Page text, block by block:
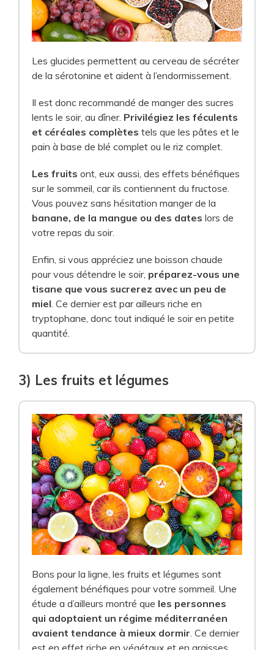
Les glucides permettent au cerveau de sécréter
de la sérotonine et aident à l’endormissement.
Il est donc recommandé de manger des sucres
lents le soir, au dîner. Privilégiez les féculents
et céréales complètes tels que les pâtes et le
pain à base de blé complet ou le riz complet.
Les fruits ont, eux aussi, des effets bénéfiques
sur le sommeil, car ils contiennent du fructose.
Vous pouvez sans hésitation manger de la
banane, de la mangue ou des dates lors de
votre repas du soir.
Enfin, si vous appréciez une boisson chaude
pour vous détendre le soir, préparez-vous une
tisane que vous sucrerez avec un peu de
miel. Ce dernier est par ailleurs riche en
tryptophane, donc tout indiqué le soir en petite
quantité.
3) Les fruits et légumes
Bons pour la ligne, les fruits et légumes sont
également bénéfiques pour votre sommeil. Une
étude a d’ailleurs montré que les personnes
qui adoptaient un régime méditerranéen
avaient tendance à mieux dormir. Ce dernier